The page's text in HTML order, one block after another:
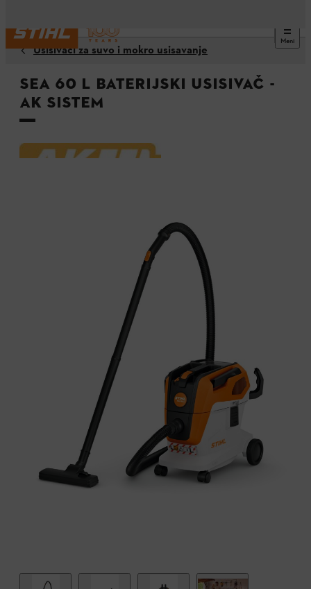
Meni
Usisivači za suvo i mokro usisavanje
SEA 60 L baterijski usisivač -
AK sistem